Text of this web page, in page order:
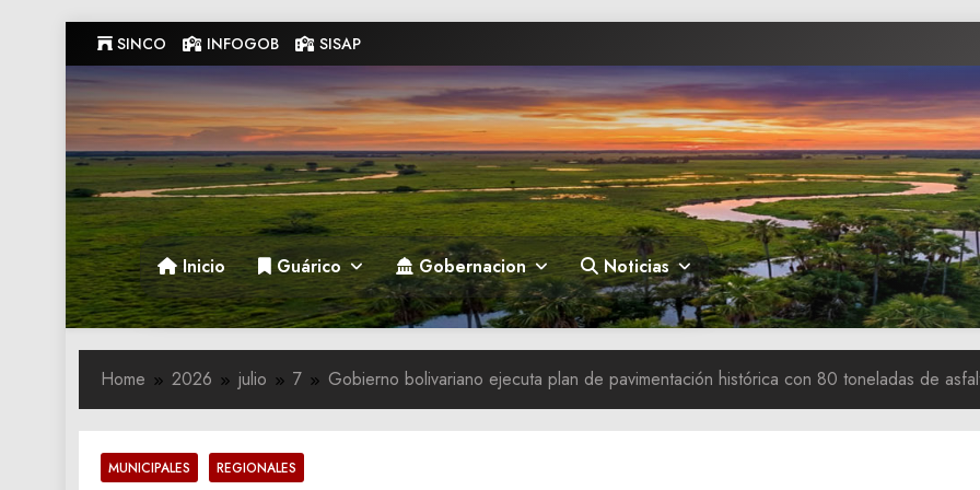
to
content
SINCO INFOGOB SISAP
Gobernacion de Guarico
Gobernacion de Guarico
Inicio Guárico Gobernacion Noticias
Home 2026 julio 7 Gobierno bolivariano ejecuta plan de pavimentación histórica con 80 toneladas de
MUNICIPALES REGIONALES